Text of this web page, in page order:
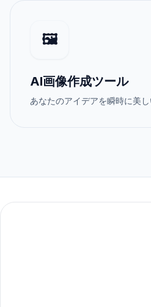
🖼️
AI画像作成ツール
あなたのアイデアを瞬時に美し